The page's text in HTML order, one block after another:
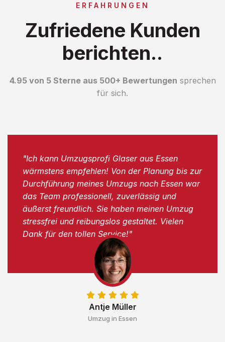
ERFAHRUNGEN
Zufriedene Kunden
berichten..
4.95 von 5 Sterne aus 500+ Bewertungen sprechen
für sich.
Antje Müller
Umzug in Essen
"Ich kann Umzugsprofi Glaser aus Essen
wärmstens empfehlen! Von der Planung bis zur
Durchführung meines Umzugs nach Essen war
das Team professionell, zuverlässig und
äußerst freundlich. Sie haben meinen Umzug
stressfrei und reibungslos gestaltet. Vielen
Dank für den tollen Service!"